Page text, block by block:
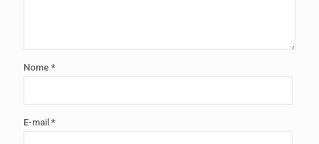
Nome *
E-mail *